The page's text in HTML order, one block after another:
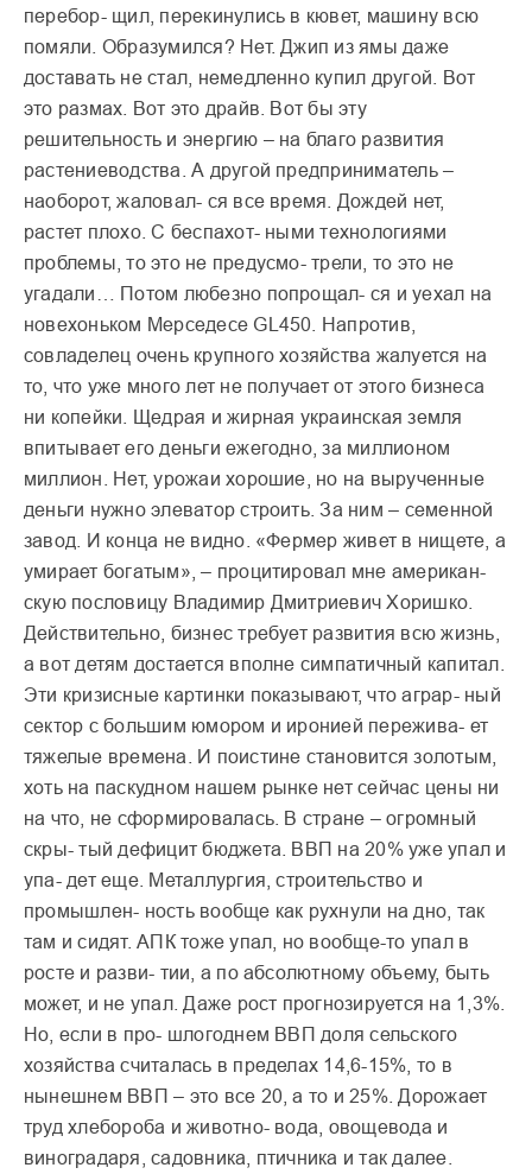
перебор- щил, перекинулись в кювет, машину всю
помяли. Образумился? Нет. Джип из ямы даже
доставать не стал, немедленно купил другой. Вот
это размах. Вот это драйв. Вот бы эту
решительность и энергию – на благо развития
растениеводства. А другой предприниматель –
наоборот, жаловал- ся все время. Дождей нет,
растет плохо. С беспахот- ными технологиями
проблемы, то это не предусмо- трели, то это не
угадали… Потом любезно попрощал- ся и уехал на
новехоньком Мерседесе GL450. Напротив,
совладелец очень крупного хозяйства жалуется на
то, что уже много лет не получает от этого бизнеса
ни копейки. Щедрая и жирная украинская земля
впитывает его деньги ежегодно, за миллионом
миллион. Нет, урожаи хорошие, но на вырученные
деньги нужно элеватор строить. За ним – семенной
завод. И конца не видно. «Фермер живет в нищете, а
умирает богатым», – процитировал мне американ-
скую пословицу Владимир Дмитриевич Хоришко.
Действительно, бизнес требует развития всю жизнь,
а вот детям достается вполне симпатичный капитал.
Эти кризисные картинки показывают, что аграр- ный
сектор с большим юмором и иронией пережива- ет
тяжелые времена. И поистине становится золотым,
хоть на паскудном нашем рынке нет сейчас цены ни
на что, не сформировалась. В стране – огромный
скры- тый дефицит бюджета. ВВП на 20% уже упал и
упа- дет еще. Металлургия, строительство и
промышлен- ность вообще как рухнули на дно, так
там и сидят. АПК тоже упал, но вообще-то упал в
росте и разви- тии, а по абсолютному объему, быть
может, и не упал. Даже рост прогнозируется на 1,3%.
Но, если в про- шлогоднем ВВП доля сельского
хозяйства считалась в пределах 14,6-15%, то в
нынешнем ВВП – это все 20, а то и 25%. Дорожает
труд хлебороба и животно- вода, овощевода и
виноградаря, садовника, птичника и так далее.